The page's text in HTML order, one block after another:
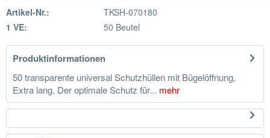
Artikel-Nr.:
TKSH-070180
1 VE:
50 Beutel
Produktinformationen
50 transparente universal Schutzhüllen mit Bügelöffnung.
Extra lang. Der optimale Schutz für... mehr